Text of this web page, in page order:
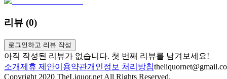
리뷰 (0)
로그인하고 리뷰 작성
아직 작성된 리뷰가 없습니다. 첫 번째 리뷰를 남겨보세요!
소개제휴 제안이용약관개인정보 처리방침
Copyright 2020 TheLiquor.net All Rights Reserved.